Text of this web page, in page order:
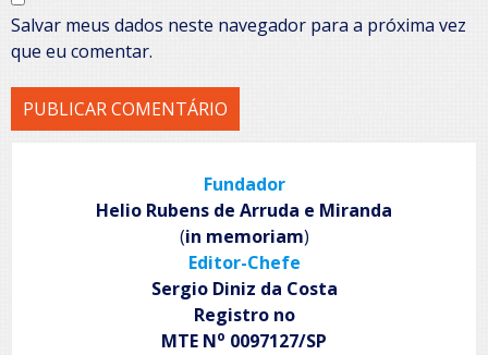
Salvar meus dados neste navegador para a próxima vez
que eu comentar.
Fundador
Helio Rubens de Arruda e Miranda
(in memoriam)
Editor-Chefe
Sergio Diniz da Costa
Registro no
MTE No 0097127/SP